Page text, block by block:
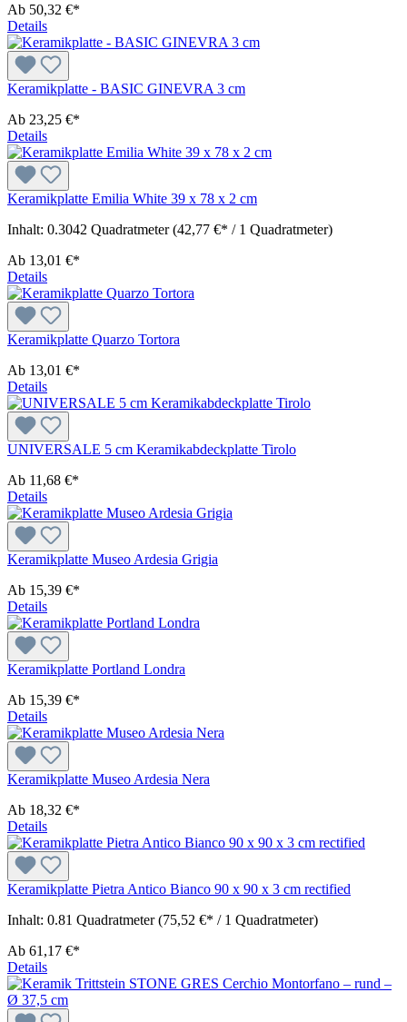
Ab 50,32 €*
Details
Keramikplatte - BASIC GINEVRA 3 cm
Ab 23,25 €*
Details
Keramikplatte Emilia White 39 x 78 x 2 cm
Inhalt: 0.3042 Quadratmeter(42,77 €* / 1 Quadratmeter)
Ab 13,01 €*
Details
Keramikplatte Quarzo Tortora
Ab 13,01 €*
Details
UNIVERSALE 5 cm Keramikabdeckplatte Tirolo
Ab 11,68 €*
Details
Keramikplatte Museo Ardesia Grigia
Ab 15,39 €*
Details
Keramikplatte Portland Londra
Ab 15,39 €*
Details
Keramikplatte Museo Ardesia Nera
Ab 18,32 €*
Details
Keramikplatte Pietra Antico Bianco 90 x 90 x 3 cm rectified
Inhalt: 0.81 Quadratmeter(75,52 €* / 1 Quadratmeter)
Ab 61,17 €*
Details